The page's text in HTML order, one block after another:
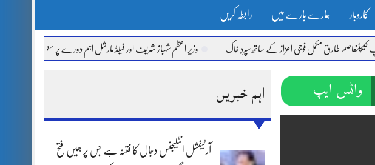
کاروبار ہمارے بارے میں رابطہ کریں
طارق مکمل فوجی اعزاز کے ساتھ سپردِ خاک وزیر اعظم شہباز شریف اور فیلڈ مارشل اہم دورے پر سعودی عرب روانہ
اہم خبریں
آرٹیفشل انٹلیجنس دجال کا فتنہ ہے جس پر ہمیں فتح
واٹس ایپ